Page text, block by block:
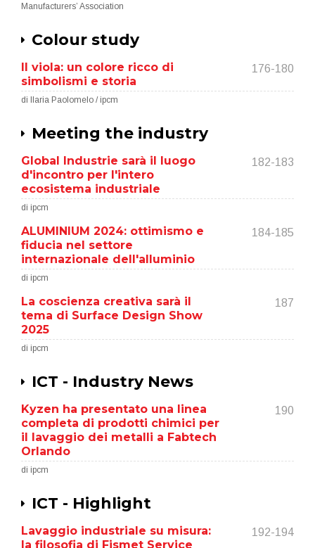
Manufacturers’ Association
Colour study
Il viola: un colore ricco di
simbolismi e storia
176-180
di Ilaria Paolomelo / ipcm
Meeting the industry
Global Industrie sarà il luogo
d'incontro per l'intero
ecosistema industriale
182-183
di ipcm
ALUMINIUM 2024: ottimismo e
fiducia nel settore
internazionale dell'alluminio
184-185
di ipcm
La coscienza creativa sarà il
tema di Surface Design Show
2025
187
di ipcm
ICT - Industry News
Kyzen ha presentato una linea
completa di prodotti chimici per
il lavaggio dei metalli a Fabtech
Orlando
190
di ipcm
ICT - Highlight
Lavaggio industriale su misura:
la filosofia di Fismet Service
192-194